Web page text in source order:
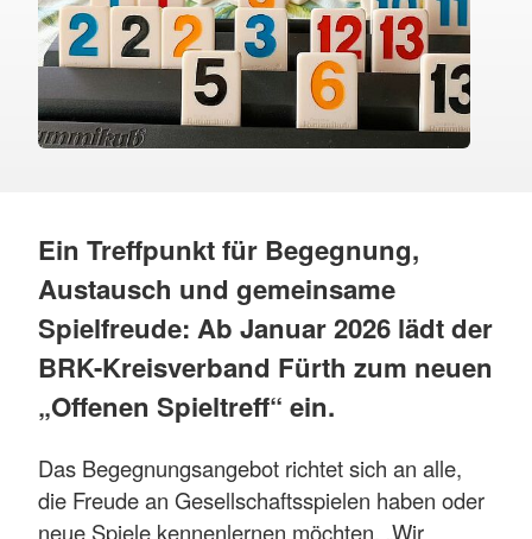
Ein Treffpunkt für Begegnung,
Austausch und gemeinsame
Spielfreude: Ab Januar 2026 lädt der
BRK-Kreisverband Fürth zum neuen
„Offenen Spieltreff“ ein.
Das Begegnungsangebot richtet sich an alle,
die Freude an Gesellschaftsspielen haben oder
neue Spiele kennenlernen möchten. „Wir